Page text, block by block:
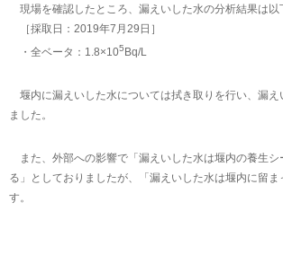
現場を確認したところ、漏えいした水の分析結果は以
［採取日：2019年7月29日］
・全ベータ：1.8×105 Bq/L
堰内に漏えいした水については拭き取りを行い、漏え
ました。
また、外部への影響で「漏えいした水は堰内の養生シ
る」としておりましたが、「漏えいした水は堰内に留ま
す。